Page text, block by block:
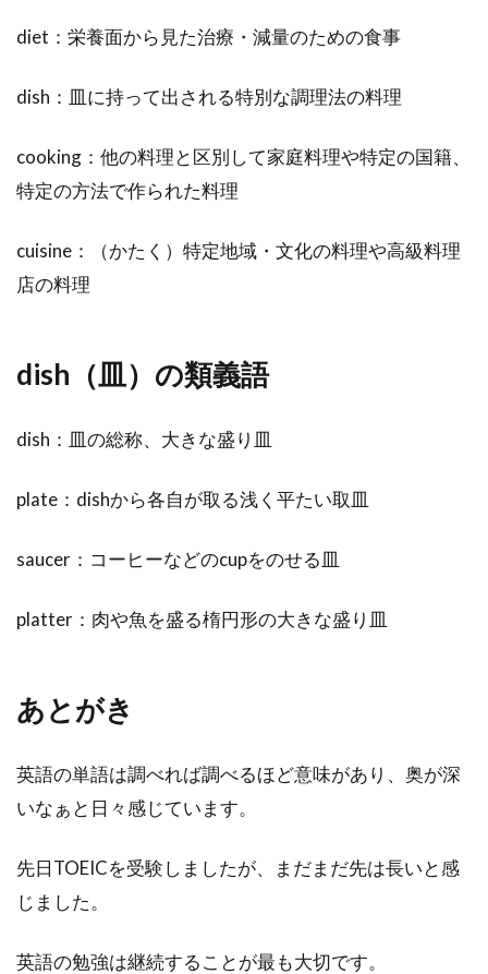
diet：栄養面から見た治療・減量のための食事
dish：皿に持って出される特別な調理法の料理
cooking：他の料理と区別して家庭料理や特定の国籍、
特定の方法で作られた料理
cuisine：（かたく）特定地域・文化の料理や高級料理
店の料理
dish（皿）の類義語
dish：皿の総称、大きな盛り皿
plate：dishから各自が取る浅く平たい取皿
saucer：コーヒーなどのcupをのせる皿
platter：肉や魚を盛る楕円形の大きな盛り皿
あとがき
英語の単語は調べれば調べるほど意味があり、奥が深
いなぁと日々感じています。
先日TOEICを受験しましたが、まだまだ先は長いと感
じました。
英語の勉強は継続することが最も大切です。